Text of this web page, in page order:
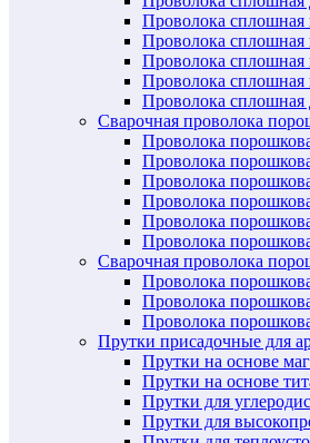
Проволока сплошная
Проволока сплошная
Проволока
Проволока сплошная
Проволока сплошная
Сварочная проволока
Проволока
Проволока
Проволока
Проволока
Проволока
Проволока
Сварочная проволока
Проволока
Проволока
Проволока
Прутки присадочные для
Прутки на основе
Прутки на основе
Прутки для
Прутки для